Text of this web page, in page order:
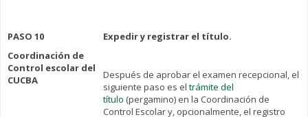
PASO 10
Coordinación de
Control escolar del
CUCBA
Expedir y registrar el título.
Después de aprobar el examen recepcional, el
siguiente paso es el trámite del
título (pergamino) en la Coordinación de
Control Escolar y, opcionalmente, el registro